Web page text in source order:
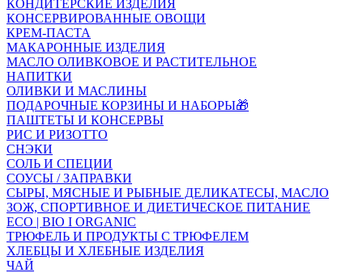
КОНДИТЕРСКИЕ ИЗДЕЛИЯ
КОНСЕРВИРОВАННЫЕ ОВОЩИ
КРЕМ-ПАСТА
МАКАРОННЫЕ ИЗДЕЛИЯ
МАСЛО ОЛИВКОВОЕ И РАСТИТЕЛЬНОЕ
НАПИТКИ
ОЛИВКИ И МАСЛИНЫ
ПОДАРОЧНЫЕ КОРЗИНЫ И НАБОРЫ🎁
ПАШТЕТЫ И КОНСЕРВЫ
РИС И РИЗОТТО
СНЭКИ
СОЛЬ И СПЕЦИИ
СОУСЫ / ЗАПРАВКИ
СЫРЫ, МЯСНЫЕ И РЫБНЫЕ ДЕЛИКАТЕСЫ, МАСЛО
ЗОЖ, СПОРТИВНОЕ И ДИЕТИЧЕСКОЕ ПИТАНИЕ
ECO | BIO I ORGANIC
ТРЮФЕЛЬ И ПРОДУКТЫ С ТРЮФЕЛЕМ
ХЛЕБЦЫ И ХЛЕБНЫЕ ИЗДЕЛИЯ
ЧАЙ